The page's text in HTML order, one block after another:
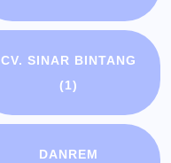
CV. SINAR BINTANG
(1)
DANREM